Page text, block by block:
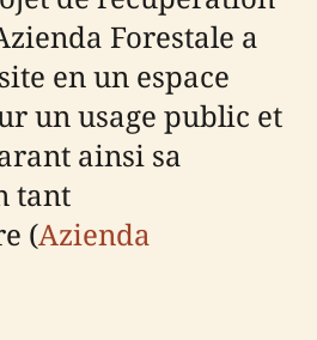
Forestale a
en un espace
un usage public et
ainsi sa
tant
(Azienda